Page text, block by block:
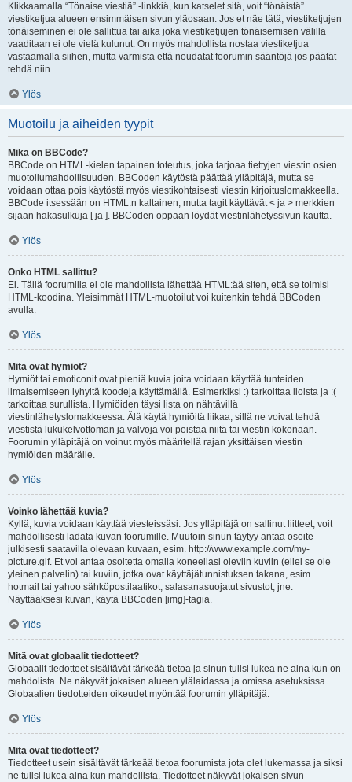
Klikkaamalla “Tönaise viestiä” -linkkiä, kun katselet sitä, voit “tönäistä”
viestiketjua alueen ensimmäisen sivun yläosaan. Jos et näe tätä, viestiketjujen
tönäiseminen ei ole sallittua tai aika joka viestiketjujen tönäisemisen välillä
vaaditaan ei ole vielä kulunut. On myös mahdollista nostaa viestiketjua
vastaamalla siihen, mutta varmista että noudatat foorumin sääntöjä jos päätät
tehdä niin.
Ylös
Muotoilu ja aiheiden tyypit
Mikä on BBCode?
BBCode on HTML-kielen tapainen toteutus, joka tarjoaa tiettyjen viestin osien
muotoilumahdollisuuden. BBCoden käytöstä päättää ylläpitäjä, mutta se
voidaan ottaa pois käytöstä myös viestikohtaisesti viestin kirjoituslomakkeella.
BBCode itsessään on HTML:n kaltainen, mutta tagit käyttävät < ja > merkkien
sijaan hakasulkuja [ ja ]. BBCoden oppaan löydät viestinlähetyssivun kautta.
Ylös
Onko HTML sallittu?
Ei. Tällä foorumilla ei ole mahdollista lähettää HTML:ää siten, että se toimisi
HTML-koodina. Yleisimmät HTML-muotoilut voi kuitenkin tehdä BBCoden
avulla.
Ylös
Mitä ovat hymiöt?
Hymiöt tai emoticonit ovat pieniä kuvia joita voidaan käyttää tunteiden
ilmaisemiseen lyhyitä koodeja käyttämällä. Esimerkiksi :) tarkoittaa iloista ja :(
tarkoittaa surullista. Hymiöiden täysi lista on nähtävillä
viestinlähetyslomakkeessa. Älä käytä hymiöitä liikaa, sillä ne voivat tehdä
viestistä lukukelvottoman ja valvoja voi poistaa niitä tai viestin kokonaan.
Foorumin ylläpitäjä on voinut myös määritellä rajan yksittäisen viestin
hymiöiden määrälle.
Ylös
Voinko lähettää kuvia?
Kyllä, kuvia voidaan käyttää viesteissäsi. Jos ylläpitäjä on sallinut liitteet, voit
mahdollisesti ladata kuvan foorumille. Muutoin sinun täytyy antaa osoite
julkisesti saatavilla olevaan kuvaan, esim. http://www.example.com/my-
picture.gif. Et voi antaa osoitetta omalla koneellasi oleviin kuviin (ellei se ole
yleinen palvelin) tai kuviin, jotka ovat käyttäjätunnistuksen takana, esim.
hotmail tai yahoo sähköpostilaatikot, salasanasuojatut sivustot, jne.
Näyttääksesi kuvan, käytä BBCoden [img]-tagia.
Ylös
Mitä ovat globaalit tiedotteet?
Globaalit tiedotteet sisältävät tärkeää tietoa ja sinun tulisi lukea ne aina kun on
mahdolista. Ne näkyvät jokaisen alueen ylälaidassa ja omissa asetuksissa.
Globaalien tiedotteiden oikeudet myöntää foorumin ylläpitäjä.
Ylös
Mitä ovat tiedotteet?
Tiedotteet usein sisältävät tärkeää tietoa foorumista jota olet lukemassa ja siksi
ne tulisi lukea aina kun mahdollista. Tiedotteet näkyvät jokaisen sivun